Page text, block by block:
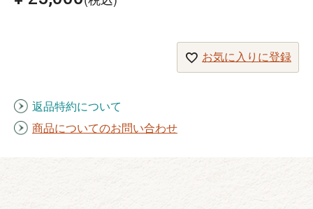
お気に入りに登録
返品特約について
商品についてのお問い合わせ